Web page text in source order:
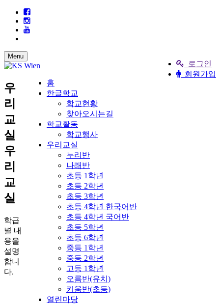
로그인
회원가입
Menu
홈
한글학교
학교현황
찾아오시는길
학교활동
학교행사
우리교실
누리반
나래반
초등 1학년
초등 2학년
초등 3학년
초등 4학년 한국어반
초등 4학년 국어반
초등 5학년
초등 6학년
중등 1학년
중등 2학년
고등 1학년
오름반(유치)
키움반(초등)
열린마당
우
리
교
실
우
리
교
실
학급
별 내
용을
설명
합니
다.